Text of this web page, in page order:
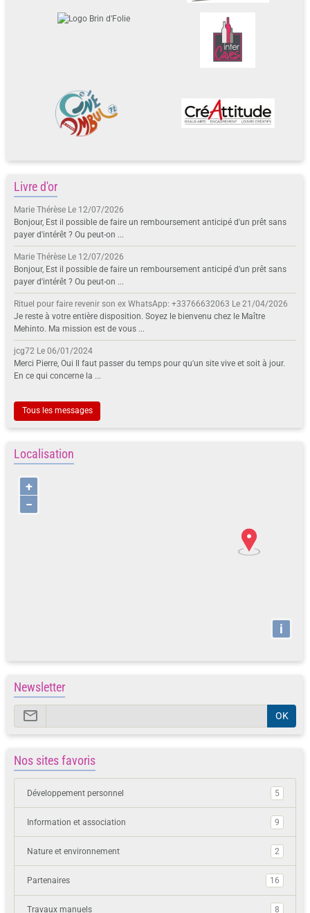
Livre d'or
Marie Thérèse Le 12/07/2026
Bonjour, Est il possible de faire un remboursement anticipé d'un prêt sans
payer d'intérêt ? Ou peut-on ...
Marie Thérèse Le 12/07/2026
Bonjour, Est il possible de faire un remboursement anticipé d'un prêt sans
payer d'intérêt ? Ou peut-on ...
Rituel pour faire revenir son ex WhatsApp: +33766632063 Le 21/04/2026
Je reste à votre entière disposition. Soyez le bienvenu chez le Maître
Mehinto. Ma mission est de vous ...
jcg72 Le 06/01/2024
Merci Pierre, Oui Il faut passer du temps pour qu'un site vive et soit à jour.
En ce qui concerne la ...
Tous les messages
Localisation
+
−
i
Newsletter
OK
Nos sites favoris
Développement personnel 5
Information et association 9
Nature et environnement 2
Partenaires 16
Travaux manuels 8